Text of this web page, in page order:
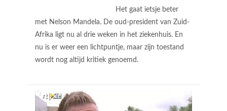
Het gaat ietsje beter
met Nelson Mandela. De oud-president van Zuid-
Afrika ligt nu al drie weken in het ziekenhuis. En
nu is er weer een lichtpuntje, maar zijn toestand
wordt nog altijd kritiek genoemd.